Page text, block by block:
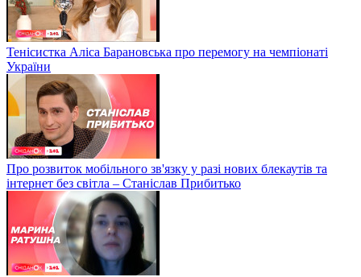
Тенісистка Аліса Барановська про перемогу на чемпіонаті
України
Про розвиток мобільного зв'язку у разі нових блекаутів та
інтернет без світла – Станіслав Прибитько